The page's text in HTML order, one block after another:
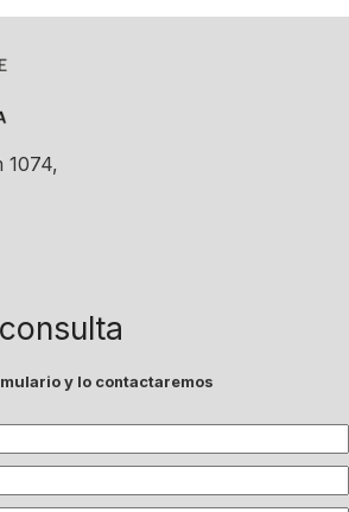
1074,
y lo contactaremos